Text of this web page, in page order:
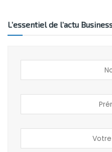
L’essentiel de l’actu